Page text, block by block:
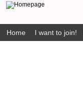
Home I want to join!